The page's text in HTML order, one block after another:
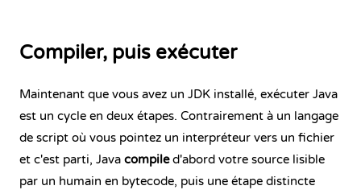
Compiler, puis exécuter
Maintenant que vous avez un JDK installé, exécuter Java
est un cycle en deux étapes. Contrairement à un langage
de script où vous pointez un interpréteur vers un fichier
et c'est parti, Java compiled'abord votre source lisible
par un humain en bytecode, puis une étape distincte